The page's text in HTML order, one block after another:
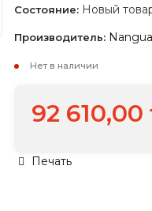
Состояние: Новый
Производитель:
Нет в наличии
92 610,00
Печать